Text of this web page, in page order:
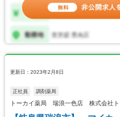
更新日：2023年2月8日
正社員 調剤薬局
トーカイ薬局 瑞浪一色店 株式会社ト